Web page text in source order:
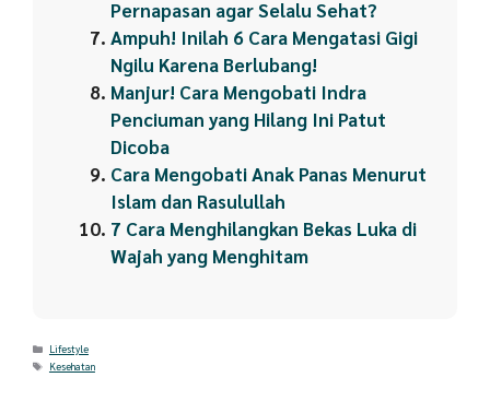
Pernapasan agar Selalu Sehat?
Ampuh! Inilah 6 Cara Mengatasi Gigi
Ngilu Karena Berlubang!
Manjur! Cara Mengobati Indra
Penciuman yang Hilang Ini Patut
Dicoba
Cara Mengobati Anak Panas Menurut
Islam dan Rasulullah
7 Cara Menghilangkan Bekas Luka di
Wajah yang Menghitam
Categories
Lifestyle
Tags
Kesehatan